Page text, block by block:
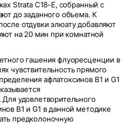
Strata C18-E, собранный с
до заданного объема. К
отдувки элюату добавляют
на 20 мин при комнатной
гашения флуоресценции в
чувствительность прямого
афлатоксинов В1 и G1
удовлетворительного
B1 и G1 в данной методике
предколоночную